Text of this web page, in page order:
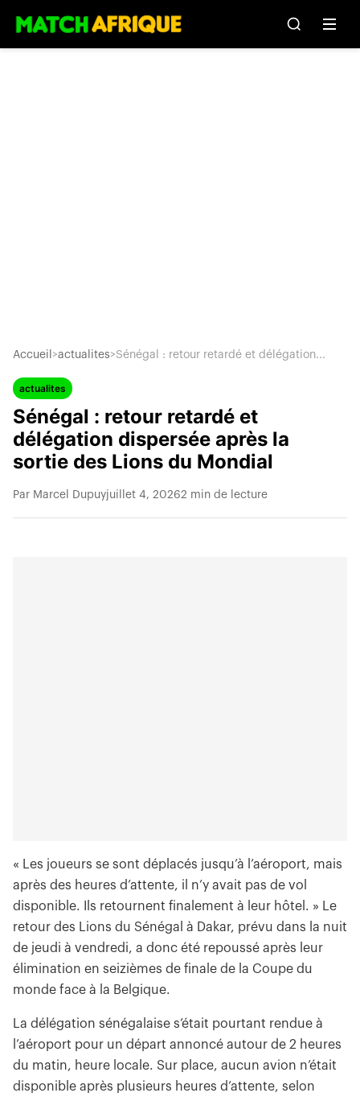
Accueil >actualites>Sénégal : retour retardé et délégation...
actualites
Sénégal : retour retardé et
délégation dispersée après la
sortie des Lions du Mondial
Par Marcel Dupuyjuillet 4, 20262 min de lecture
« Les joueurs se sont déplacés jusqu’à l’aéroport, mais
après des heures d’attente, il n’y avait pas de vol
disponible. Ils retournent finalement à leur hôtel. » Le
retour des Lions du Sénégal à Dakar, prévu dans la nuit
de jeudi à vendredi, a donc été repoussé après leur
élimination en seizièmes de finale de la Coupe du
monde face à la Belgique.
La délégation sénégalaise s’était pourtant rendue à
l’aéroport pour un départ annoncé autour de 2 heures
du matin, heure locale. Sur place, aucun avion n’était
disponible après plusieurs heures d’attente, selon